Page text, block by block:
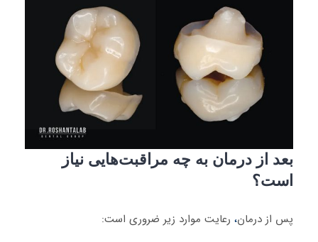
بعد از درمان به چه مراقبت‌هایی نیاز
است؟
پس از درمان، رعایت موارد زیر ضروری است: